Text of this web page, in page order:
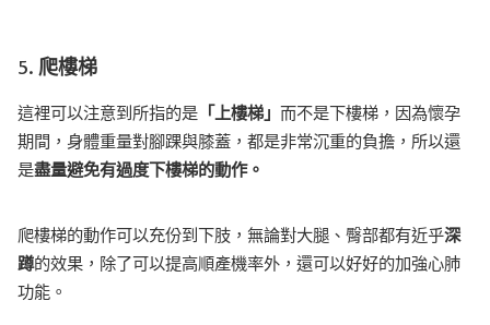
5. 爬樓梯
這裡可以注意到所指的是 「上樓梯」 而不是下樓梯，因為懷孕
期間，身體重量對腳踝與膝蓋，都是非常沉重的負擔，所以還
是盡量避免有過度下樓梯的動作。
爬樓梯的動作可以充份到下肢，無論對大腿、臀部都有近乎深
蹲的效果，除了可以提高順產機率外，還可以好好的加強心肺
功能。